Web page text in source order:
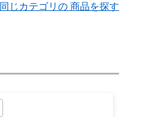
同じカテゴリの 商品を探す